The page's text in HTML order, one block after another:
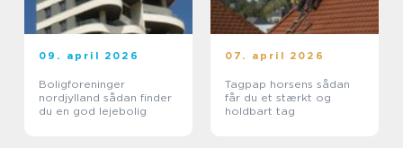
09. april 2026
Boligforeninger
nordjylland sådan finder
du en god lejebolig
07. april 2026
Tagpap horsens sådan
får du et stærkt og
holdbart tag